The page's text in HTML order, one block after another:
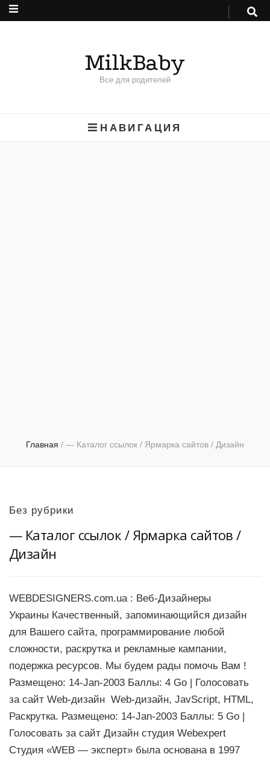
MilkBaby
Все для родителей
НАВИГАЦИЯ
Главная / — Каталог ссылок / Ярмарка сайтов / Дизайн
Без рубрики
— Каталог ссылок / Ярмарка сайтов /
Дизайн
WEBDESIGNERS.com.ua : Веб-Дизайнеры
Украины Качественный, запоминающийся дизайн
для Вашего сайта, программирование любой
сложности, раскрутка и рекламные кампании,
подержка ресурсов. Мы будем рады помочь Вам !
Размещено: 14-Jan-2003 Баллы: 4 Go | Голосовать
за сайт Web-дизайн Web-дизайн, JavScript, HTML,
Раскрутка. Размещено: 14-Jan-2003 Баллы: 5 Go |
Голосовать за сайт Дизайн студия Webexpert
Студия «WEB — эксперт» была основана в 1997